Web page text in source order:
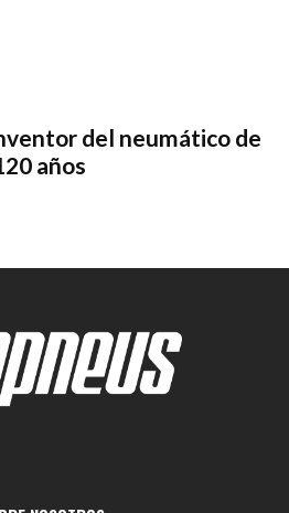
del neumático de
años